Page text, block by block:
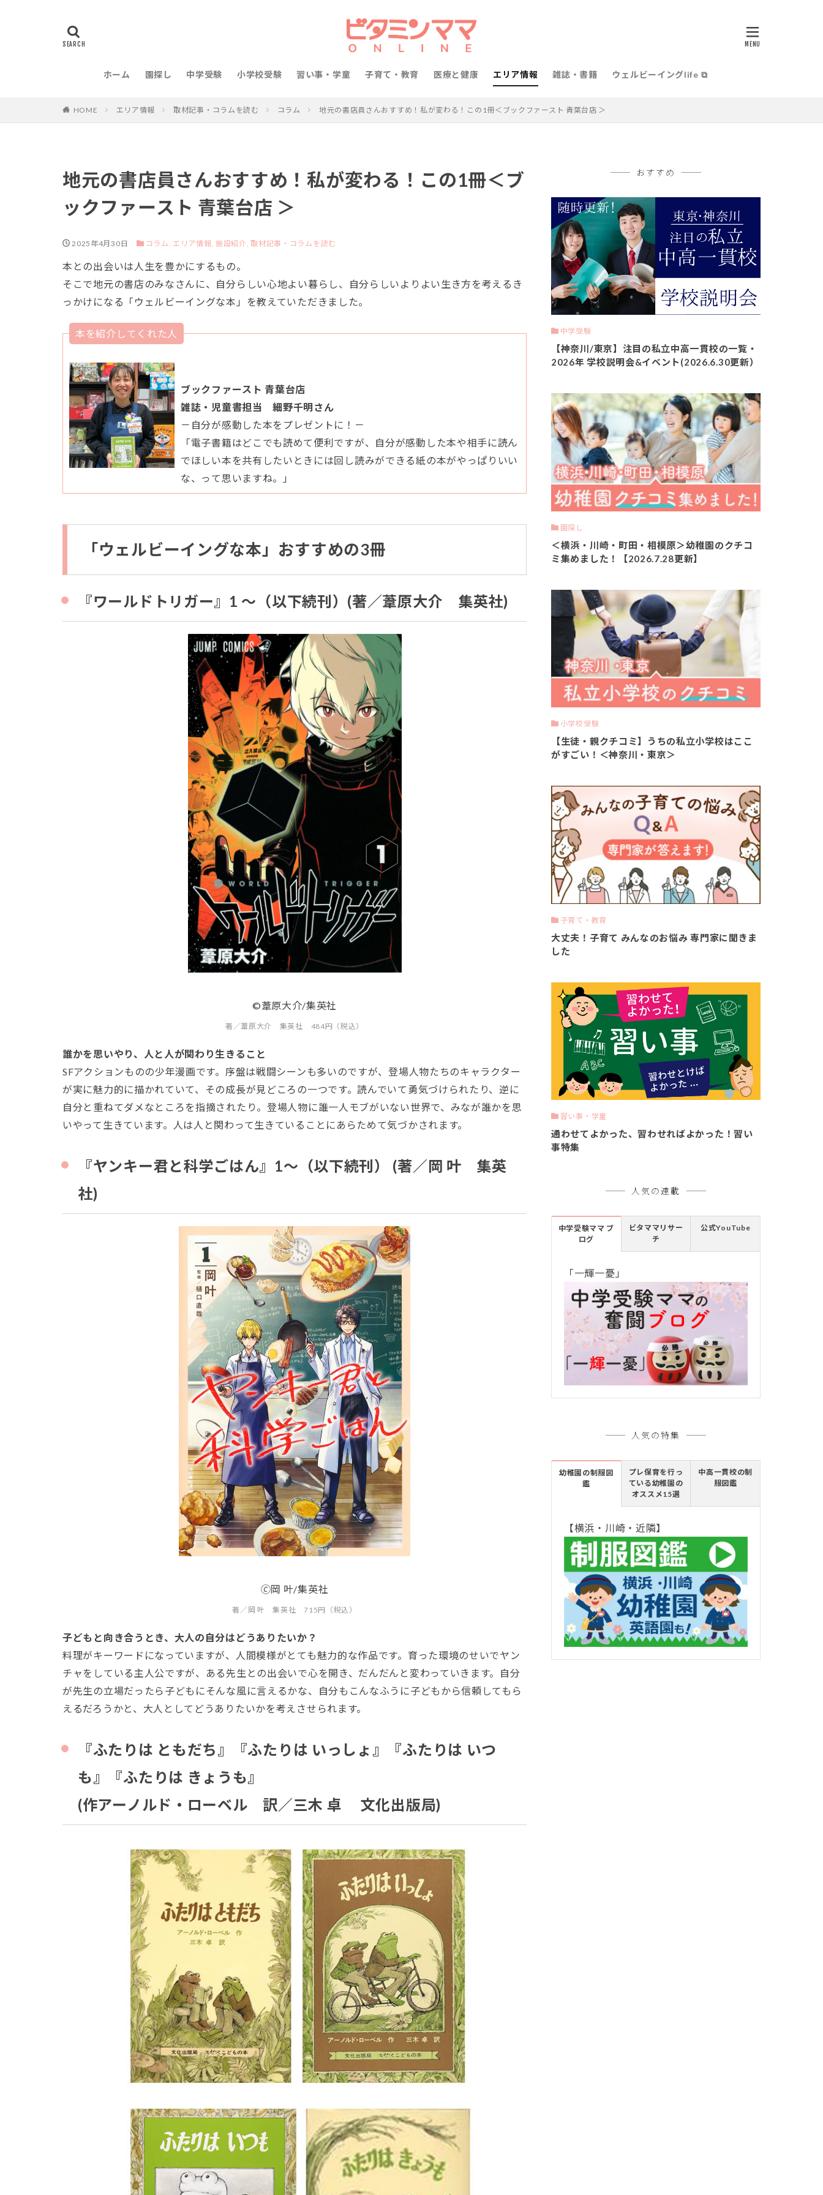
ホーム 園探し 中学受験 小学校受験 習い事・学童 子育て・教育 医療と健康 エリア情報 雑誌・書籍 ウェルビーイングlife ⧉
HOME エリア情報 取材記事・コラムを読む コラム 地元の書店員さんおすすめ！私が変わる！この1冊＜ブックファースト 青葉台店 ＞
地元の書店員さんおすすめ！私が変わる！この1冊＜ブ
ックファースト 青葉台店 ＞
2025年4月30日 コラム, エリア情報, 施設紹介, 取材記事・コラムを読む
本との出会いは人生を豊かにするもの。
そこで地元の書店のみなさんに、自分らしい心地よい暮らし、自分らしいよりよい生き方を考えるき
っかけになる「ウェルビーイングな本」を教えていただきました。
本を紹介してくれた人
ブックファースト 青葉台店
雑誌・児童書担当 細野千明さん
－自分が感動した本をプレゼントに！－
「電子書籍はどこでも読めて便利ですが、自分が感動した本や相手に読ん
でほしい本を共有したいときには回し読みができる紙の本がやっぱりいい
な、って思いますね。」
「ウェルビーイングな本」おすすめの3冊
『ワールドトリガー』1 〜（以下続刊）(著／葦原大介 集英社)
©葦原大介/集英社
著／葦原大介 集英社 484円（税込）
誰かを思いやり、人と人が関わり生きること
SFアクションものの少年漫画です。序盤は戦闘シーンも多いのですが、登場人物たちのキャラクター
が実に魅力的に描かれていて、その成長が見どころの一つです。読んでいて勇気づけられたり、逆に
自分と重ねてダメなところを指摘されたり。登場人物に誰一人モブがいない世界で、みなが誰かを思
いやって生きています。人は人と関わって生きていることにあらためて気づかされます。
『ヤンキー君と科学ごはん』1〜（以下続刊） (著／岡 叶 集英
社)
🄫岡 叶/集英社
著／岡 叶 集英社 715円（税込）
子どもと向き合うとき、大人の自分はどうありたいか？
料理がキーワードになっていますが、人間模様がとても魅力的な作品です。育った環境のせいでヤン
チャをしている主人公ですが、ある先生との出会いで心を開き、だんだんと変わっていきます。自分
が先生の立場だったら子どもにそんな風に言えるかな、自分もこんなふうに子どもから信頼してもら
えるだろうかと、大人としてどうありたいかを考えさせられます。
『ふたりは ともだち』『ふたりは いっしょ』『ふたりは いつ
も』『ふたりは きょうも』
(作アーノルド・ローベル 訳／三木 卓 文化出版局)
おすすめ
中学受験
【神奈川/東京】注目の私立中高一貫校の一覧・
2026年 学校説明会&イベント(2026.6.30更新）
園探し
＜横浜・川崎・町田・相模原＞幼稚園のクチコ
ミ集めました！【2026.7.28更新】
小学校受験
【生徒・親クチコミ】うちの私立小学校はここ
がすごい！＜神奈川・東京＞
子育て・教育
大丈夫！子育て みんなのお悩み 専門家に聞きま
した
習い事・学童
通わせてよかった、習わせればよかった！習い
事特集
人気の連載
中学受験ママ ブ
ログ
ビタママリサー
チ
公式YouTube
「一輝一憂」
人気の特集
幼稚園の制服図
鑑
プレ保育を行っ
ている幼稚園の
オススメ15選
中高一貫校の制
服図鑑
【横浜・川崎・近隣】